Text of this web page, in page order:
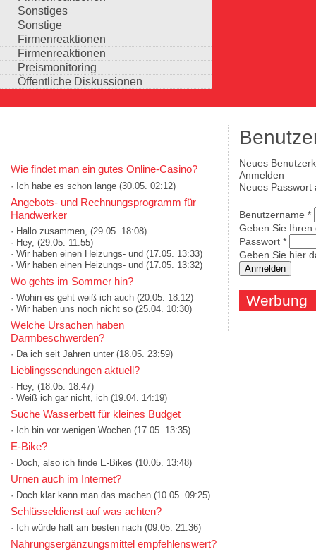
Sonstiges
Sonstige
Firmenreaktionen
Firmenreaktionen
Preismonitoring
Öffentliche Diskussionen
Wie findet man ein gutes Online-Casino?
· Ich habe es schon lange (30.05. 02:12)
Angebots- und Rechnungsprogramm für
Handwerker
· Hallo zusammen, (29.05. 18:08)
· Hey, (29.05. 11:55)
· Wir haben einen Heizungs- und (17.05. 13:33)
· Wir haben einen Heizungs- und (17.05. 13:32)
Wo gehts im Sommer hin?
· Wohin es geht weiß ich auch (20.05. 18:12)
· Wir haben uns noch nicht so (25.04. 10:30)
Welche Ursachen haben
Darmbeschwerden?
· Da ich seit Jahren unter (18.05. 23:59)
Lieblingssendungen aktuell?
· Hey, (18.05. 18:47)
· Weiß ich gar nicht, ich (19.04. 14:19)
Suche Wasserbett für kleines Budget
· Ich bin vor wenigen Wochen (17.05. 13:35)
E-Bike?
· Doch, also ich finde E-Bikes (10.05. 13:48)
Urnen auch im Internet?
· Doch klar kann man das machen (10.05. 09:25)
Schlüsseldienst auf was achten?
· Ich würde halt am besten nach (09.05. 21:36)
Nahrungsergänzungsmittel empfehlenswert?
Haupt-Reiter
Neues
Anmelden
(aktiver Reiter)
Neues Passwort
Benutzername *
Geben Sie Ihren
Passwort *
Geben Sie hier
Werbung
Auswahlmöglichkeiten